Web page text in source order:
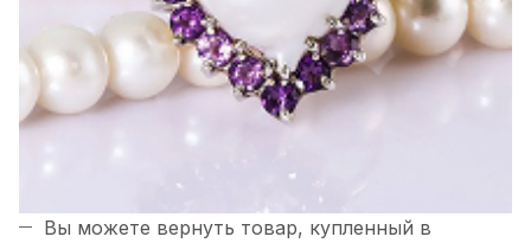
Вы можете вернуть товар, купленный в